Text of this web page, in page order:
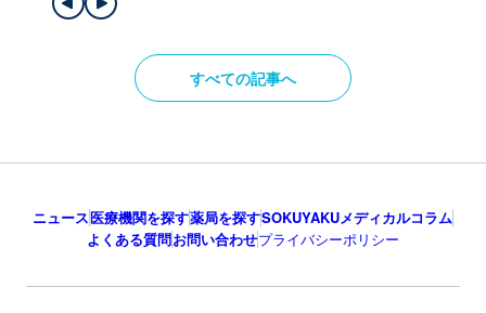
すべての記事へ
ニュース医療機関を探す薬局を探すSOKUYAKUメディカルコラム
よくある質問お問い合わせプライバシーポリシー